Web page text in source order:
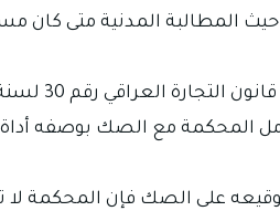
المطالبة المدنية متى كان
المحكمة مع الصك بوصفه أداة